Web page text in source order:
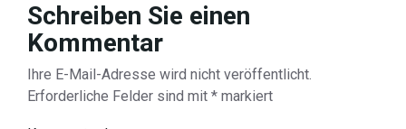
Schreiben Sie einen
Kommentar
Ihre E-Mail-Adresse wird nicht veröffentlicht.
Erforderliche Felder sind mit * markiert